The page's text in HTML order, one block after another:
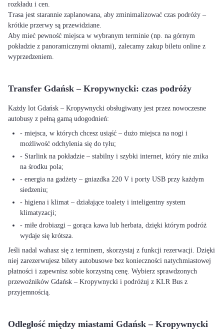
rozkładu i cen.
Trasa jest starannie zaplanowana, aby zminimalizować czas podróży –
krótkie przerwy są przewidziane.
Aby mieć pewność miejsca w wybranym terminie (np. na górnym
pokładzie z panoramicznymi oknami), zalecamy zakup biletu online z
wyprzedzeniem.
Transfer Gdańsk – Kropywnycki: czas podróży
Każdy lot Gdańsk – Kropywnycki obsługiwany jest przez nowoczesne
autobusy z pełną gamą udogodnień:
- miejsca, w których chcesz usiąść – dużo miejsca na nogi i
możliwość odchylenia się do tyłu;
- Starlink na pokładzie – stabilny i szybki internet, który nie znika
na środku pola;
- energia na gadżety – gniazdka 220 V i porty USB przy każdym
siedzeniu;
- higiena i klimat – działające toalety i inteligentny system
klimatyzacji;
- miłe drobiazgi – gorąca kawa lub herbata, dzięki którym podróż
wydaje się krótsza.
Jeśli nadal wahasz się z terminem, skorzystaj z funkcji rezerwacji. Dzięki
niej zarezerwujesz bilety autobusowe bez konieczności natychmiastowej
płatności i zapewnisz sobie korzystną cenę. Wybierz sprawdzonych
przewoźników Gdańsk – Kropywnycki i podróżuj z KLR Bus z
przyjemnością.
Odległość między miastami Gdańsk – Kropywnycki